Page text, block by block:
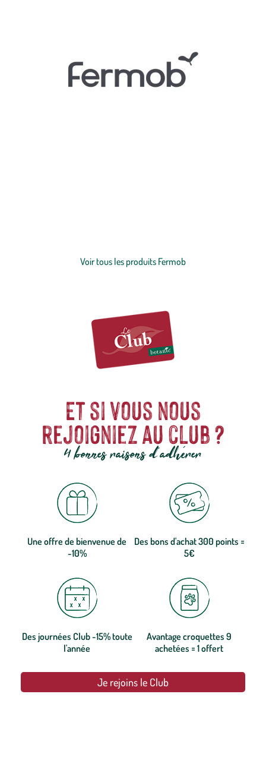
Voir tous les produits Fermob
Et si vous nous
rejoigniez au club ?
4 bonnes raisons d'adhérer
Une offre de bienvenue de
-10%
Des bons d'achat 300 points =
5€
Des journées Club -15% toute
l'année
Avantage croquettes 9
achetées = 1 offert
Je rejoins le Club